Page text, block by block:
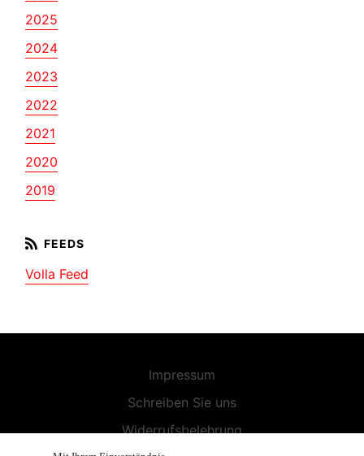
2025
2024
2023
2022
2021
2020
2019
Volla Feed
Impressum
Schreiben Sie uns
Widerrufsbelehrung